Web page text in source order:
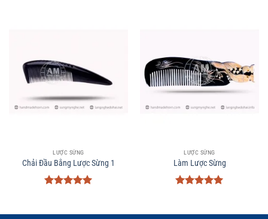
LƯỢC SỪNG
Chải Đầu Bằng Lược Sừng 1
sao
LƯỢC SỪNG
Làm Lược Sừng
sao